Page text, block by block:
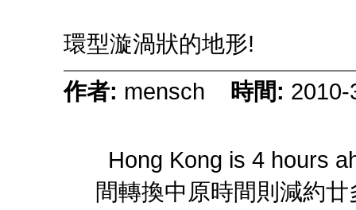
環型漩渦狀的地形!
作者: mensch 時間: 2010-
Hong Kong is 4 hours
間轉換中原時間則減約